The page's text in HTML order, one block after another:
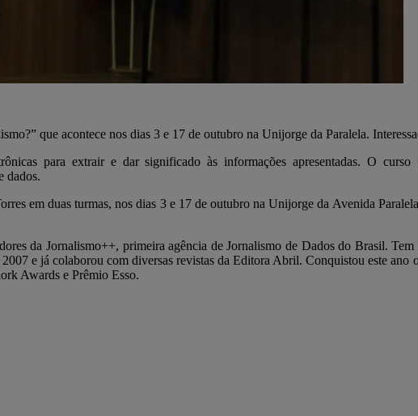
que acontece nos dias 3 e 17 de outubro na Unijorge da Paralela.
para extrair e dar significado às informações apresentadas. O
dados.
em duas turmas, nos dias 3 e 17 de outubro na Unijorge da Avenida
da Jornalismo++, primeira agência de Jornalismo de Dados do Brasil.
e já colaborou com diversas revistas da Editora Abril. Conquistou este
Awards e Prêmio Esso.